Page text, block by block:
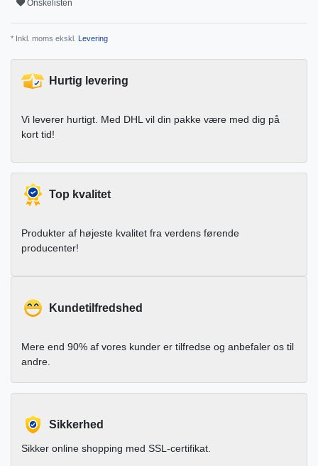
Onskelisten
* Inkl. moms ekskl. Levering
Hurtig levering
Vi leverer hurtigt. Med DHL vil din pakke være med dig på
kort tid!
Top kvalitet
Produkter af højeste kvalitet fra verdens førende
producenter!
Kundetilfredshed
Mere end 90% af vores kunder er tilfredse og anbefaler os til
andre.
Sikkerhed
Sikker online shopping med SSL-certifikat.